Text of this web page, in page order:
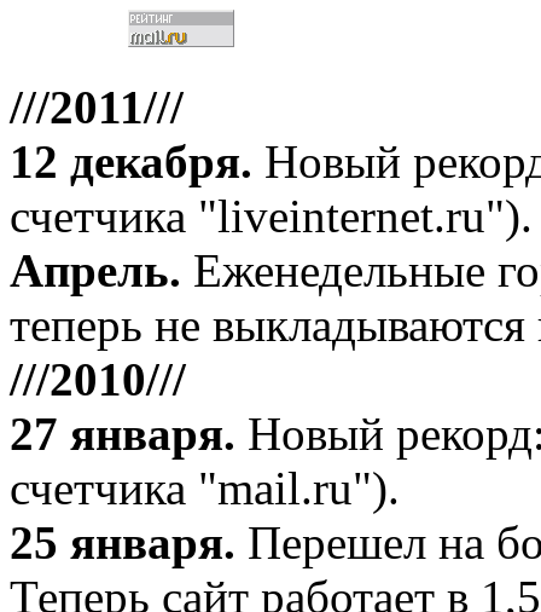
///2011///
12 декабря. Новый
счетчика "liveinternet.ru").
Апрель. Еженедельные
теперь не выкладываются
///2010///
27 января. Новый
счетчика "mail.ru").
25 января. Перешел на
Теперь сайт работает в